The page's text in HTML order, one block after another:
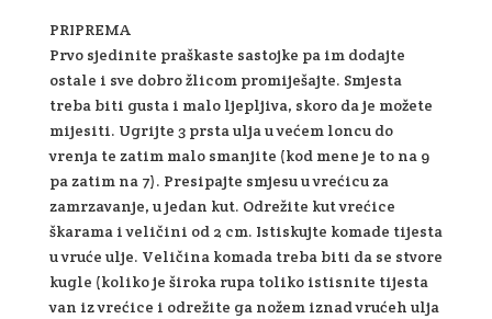
PRIPREMA
Prvo sjedinite praškaste sastojke pa im dodajte
ostale i sve dobro žlicom promiješajte. Smjesta
treba biti gusta i malo ljepljiva, skoro da je možete
mijesiti. Ugrijte 3 prsta ulja u većem loncu do
vrenja te zatim malo smanjite (kod mene je to na 9
pa zatim na 7). Presipajte smjesu u vrećicu za
zamrzavanje, u jedan kut. Odrežite kut vrećice
škarama i veličini od 2 cm. Istiskujte komade tijesta
u vruće ulje. Veličina komada treba biti da se stvore
kugle (koliko je široka rupa toliko istisnite tijesta
van iz vrećice i odrežite ga nožem iznad vrućeh ulja